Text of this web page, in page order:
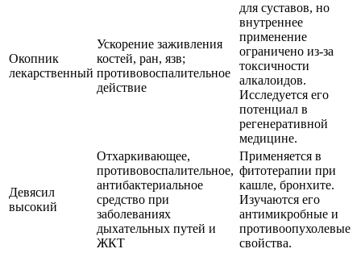
Окопник
лекарственный
Ускорение заживления
костей, ран, язв;
противовоспалительное
действие
для суставов, но
внутреннее
применение
ограничено из-за
токсичности
алкалоидов.
Исследуется его
потенциал в
регенеративной
медицине.
Девясил
высокий
Отхаркивающее,
противовоспалительное,
антибактериальное
средство при
заболеваниях
дыхательных путей и
ЖКТ
Применяется в
фитотерапии при
кашле, бронхите.
Изучаются его
антимикробные и
противоопухолевые
свойства.